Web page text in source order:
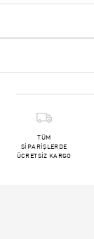
TÜM
SİPARİŞLERDE
ÜCRETSİZ KARGO